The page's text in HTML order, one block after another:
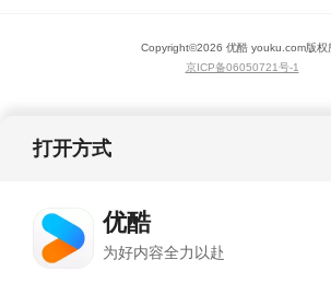
Copyright©2026 优酷 youku.com版权
京ICP备06050721号-1
打开方式
优酷
为好内容全力以赴